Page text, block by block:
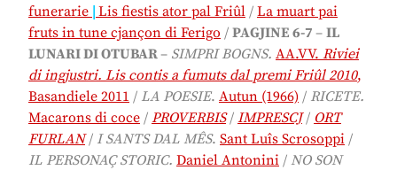
funerarie | Lis fiestis ator pal Friûl / La muart pai
fruts in tune cjançon di Ferigo / PAGJINE 6-7 – IL
LUNARI DI OTUBAR– SIMPRI BOGNS. AA.VV. Riviei
di ingjustri. Lis contis a fumuts dal premi Friûl 2010,
Basandiele 2011 / LA POESIE. Autun (1966) / RICETE.
Macarons di coce / PROVERBIS/ IMPRESCJ/ ORT
FURLAN/ I SANTS DAL MÊS. Sant Luîs Scrosoppi /
IL PERSONAÇ STORIC. Daniel Antonini / NO SON